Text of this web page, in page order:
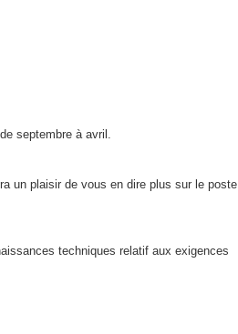
septembre à avril.
un plaisir de vous en dire plus sur le poste
techniques relatif aux exigences